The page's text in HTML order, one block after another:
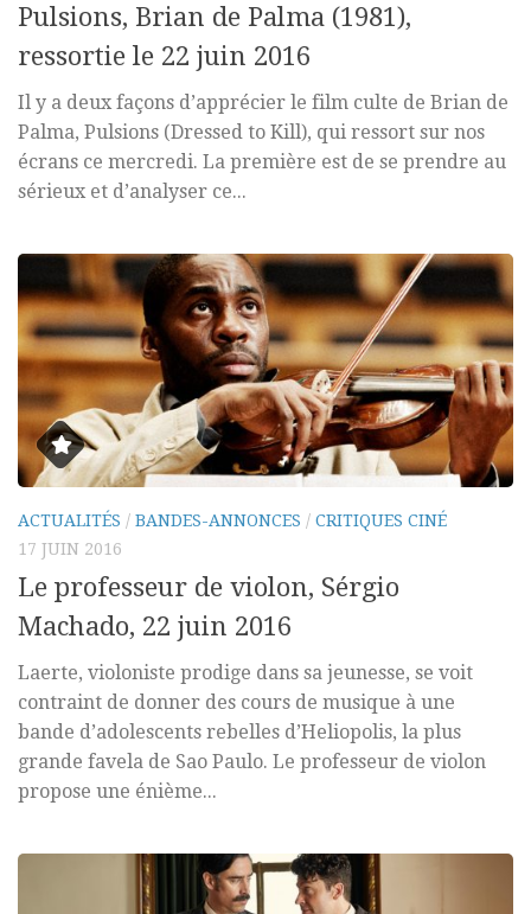
Pulsions, Brian de Palma (1981),
ressortie le 22 juin 2016
Il y a deux façons d’apprécier le film culte de Brian de
Palma, Pulsions (Dressed to Kill), qui ressort sur nos
écrans ce mercredi. La première est de se prendre au
sérieux et d’analyser ce...
ACTUALITÉS / BANDES-ANNONCES / CRITIQUES CINÉ
17 JUIN 2016
Le professeur de violon, Sérgio
Machado, 22 juin 2016
Laerte, violoniste prodige dans sa jeunesse, se voit
contraint de donner des cours de musique à une
bande d’adolescents rebelles d’Heliopolis, la plus
grande favela de Sao Paulo. Le professeur de violon
propose une énième...